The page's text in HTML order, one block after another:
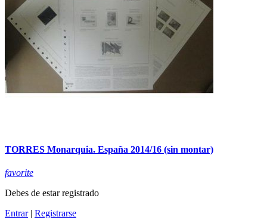
TORRES Monarquia. España 2014/16 (sin montar)
favorite
Debes de estar registrado
Entrar| Registrarse